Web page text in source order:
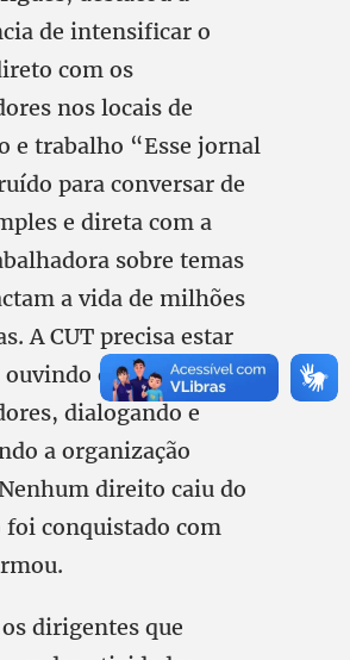
de intensificar o
com os
nos locais de
e trabalho “Esse jornal
para conversar de
e direta com a
sobre temas
a vida de milhões
A CUT precisa estar
ouvindo os
dialogando e
a organização
direito caiu do
foi conquistado com
dirigentes que